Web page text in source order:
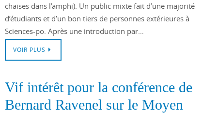
chaises dans l’amphi). Un public mixte fait d’une majorité
d’étudiants et d’un bon tiers de personnes extérieures à
Sciences-po. Après une introduction par…
VOIR PLUS
Vif intérêt pour la conférence de
Bernard Ravenel sur le Moyen